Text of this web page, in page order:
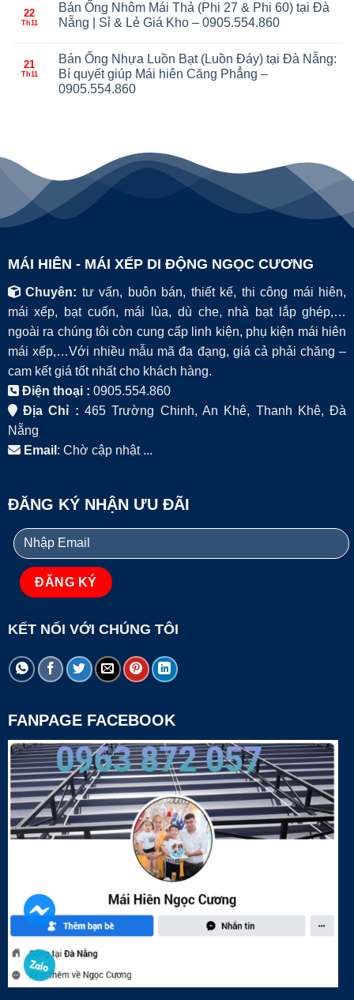
22
Th11
Bán Ống Nhôm Mái Thả (Phi 27 & Phi 60) tại Đà
Nẵng | Sỉ & Lẻ Giá Kho – 0905.554.860
21
Th11
Bán Ống Nhựa Luồn Bạt (Luồn Đáy) tại Đà Nẵng:
Bí quyết giúp Mái hiên Căng Phẳng –
0905.554.860
MÁI HIÊN - MÁI XẾP DI ĐỘNG NGỌC CƯƠNG
Chuyên: tư vấn, buôn bán, thiết kế, thi công mái hiên,
mái xếp, bạt cuốn, mái lùa, dù che, nhà bạt lắp ghép,…
ngoài ra chúng tôi còn cung cấp linh kiện, phụ kiện mái hiên
mái xếp,…Với nhiều mẫu mã đa đạng, giá cả phải chăng –
cam kết giá tốt nhất cho khách hàng.
Điện thoại : 0905.554.860
Địa Chỉ : 465 Trường Chinh, An Khê, Thanh Khê, Đà
Nẵng
Email : Chờ cập nhật ...
ĐĂNG KÝ NHẬN ƯU ĐÃI
KẾT NỐI VỚI CHÚNG TÔI
FANPAGE FACEBOOK